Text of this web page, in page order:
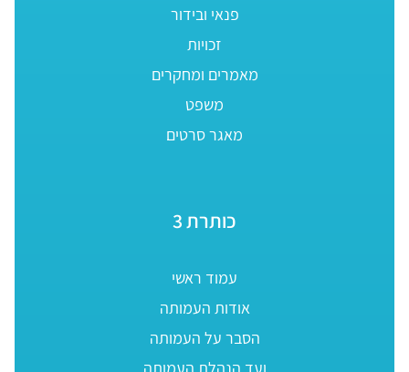
פנאי ובידור
זכויות
מאמרים ומחקרים
משפט
מאגר סרטים
כותרת 3
עמוד ראשי
אודות העמותה
הסבר על העמותה
ועד הנהלת העמותה